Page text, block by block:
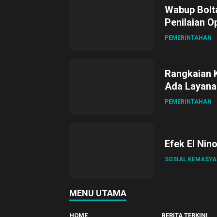
Wabup
Penilaian
Gubernur
PEMERINTAHAN
Rangkaian
Ada
Sirajudin
PEMERINTAHAN
Efek El
SOSIAL
MENU UTAMA
HOME BERITA TERKINI